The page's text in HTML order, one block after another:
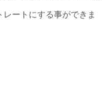
ートにする事ができま